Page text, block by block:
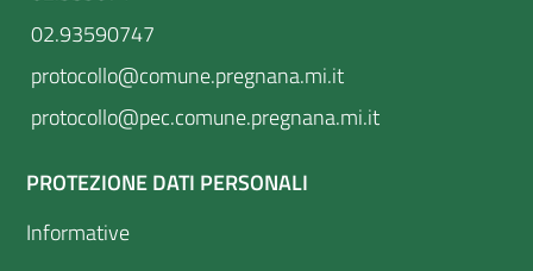
02.93590747
protocollo@comune.pregnana.mi.it
protocollo@pec.comune.pregnana.mi.it
PROTEZIONE DATI PERSONALI
Informative